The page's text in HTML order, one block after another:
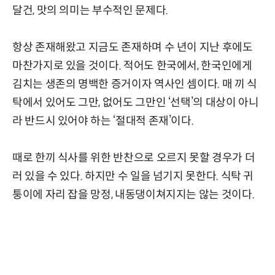
달건, 맛의 의미는 부수적인 문제다.
항상 존재해왔고 지금도 존재하며 수 년이 지난 후에도
마찬가지로 있을 것이다. 적어도 한국에서, 한국인에게
김치는 생존의 명백한 증거이자 역사인 셈이다. 매 끼 식
탁에서 있어도 그만, 없어도 그만인 ‘선택’의 대상이 아니
라 반드시 있어야 하는 ‘절대적 존재’이다.
때로 한끼 식사를 위한 반찬으로 오르지 못할 경우가 더
러 있을 수 있다. 하지만 수 일을 넘기지 못한다. 식탁 귀
퉁이에 자리 잡을 망정, 내동댕이쳐지지는 않는 것이다.